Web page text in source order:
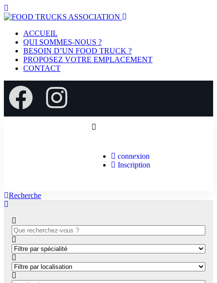
ACCUEIL
QUI SOMMES-NOUS ?
BESOIN D’UN FOOD TRUCK ?
PROPOSEZ VOTRE EMPLACEMENT
CONTACT
connexion
Inscription
Recherche